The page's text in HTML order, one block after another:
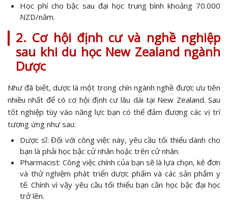
Học phí cho bậc sau đại học trung bình khoảng 70.000
NZD/năm.
2. Cơ hội định cư và nghề nghiệp
sau khi du học New Zealand ngành
Dược
Như đã biết, dược là một trong chín ngành nghề được ưu tiên
nhiều nhất để có cơ hội định cư lâu dài tại New Zealand. Sau
tốt nghiệp tùy vào năng lực bạn có thể đảm đương các vị trí
tương ứng như sau:
Dược sĩ: Đối với công việc này, yêu cầu tối thiểu dành cho
bạn là phải học bậc cử nhân hoặc trên cử nhân.
Pharmacist: Công việc chính của bạn sẽ là lựa chọn, kê đơn
và thử nghiệm phát triển dược phẩm và các sản phẩm y
tế. Chính vì vậy yêu cầu tối thiểu bạn cần học bậc đại học
trở lên.